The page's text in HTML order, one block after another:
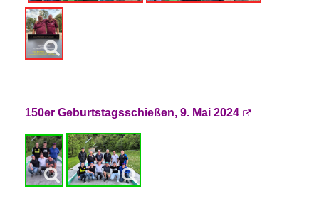
150er Geburtstagsschießen, 9. Mai 2024